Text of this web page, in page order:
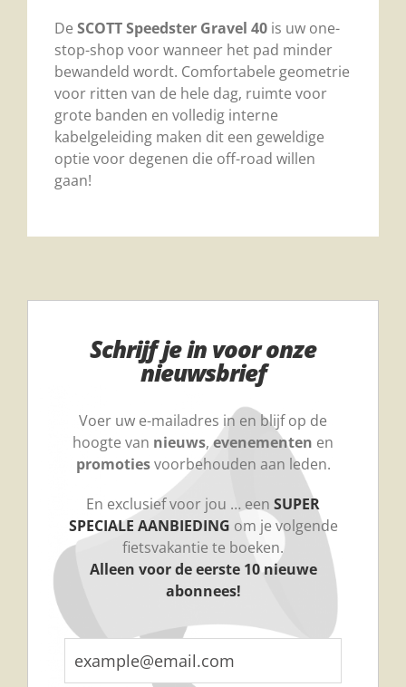
De SCOTT Speedster Gravel 40 is uw one-
stop-shop voor wanneer het pad minder
bewandeld wordt. Comfortabele geometrie
voor ritten van de hele dag, ruimte voor
grote banden en volledig interne
kabelgeleiding maken dit een geweldige
optie voor degenen die off-road willen
gaan!
Schrijf je in voor onze
nieuwsbrief
Voer uw e-mailadres in en blijf op de
hoogte van nieuws,evenementen en
promotiesvoorbehouden aan leden.
En exclusief voor jou … een SUPER
SPECIALE AANBIEDING om je volgende
fietsvakantie te boeken.
Alleen voor de eerste 10 nieuwe
abonnees!